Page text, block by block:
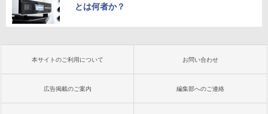
とは何者か？
本サイトのご利用について お問い合わせ
広告掲載のご案内 編集部へのご連絡